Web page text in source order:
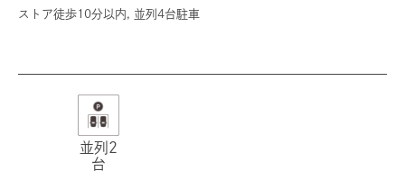
ストア徒歩10分以内, 並列4台駐車
並列2
台